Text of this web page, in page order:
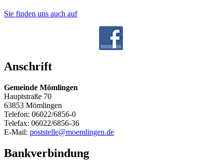
Sie finden uns auch auf
Anschrift
Gemeinde Mömlingen
Hauptstraße 70
63853 Mömlingen
Telefon: 06022/6856-0
Telefax: 06022/6856-36
E-Mail: poststelle@moemlingen.de
Bankverbindung